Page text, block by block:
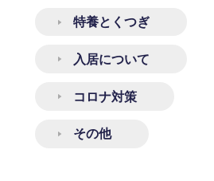
特養とくつぎ
入居について
コロナ対策
その他